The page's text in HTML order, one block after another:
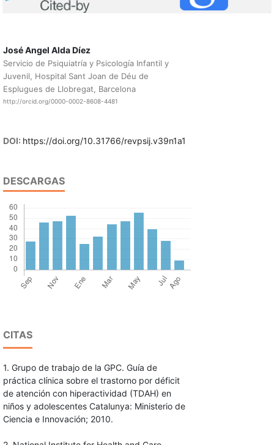
José Angel Alda Díez
Servicio de Psiquiatría y Psicología Infantil y
Juvenil, Hospital Sant Joan de Déu de
Esplugues de Llobregat, Barcelona
http://orcid.org/0000-0002-8608-4481
DOI: https://doi.org/10.31766/revpsij.v39n1a1
DESCARGAS
CITAS
1. Grupo de trabajo de la GPC. Guía de
práctica clínica sobre el trastorno por déficit
de atención con hiperactividad (TDAH) en
niños y adolescentes Catalunya: Ministerio de
Ciencia e Innovación; 2010.